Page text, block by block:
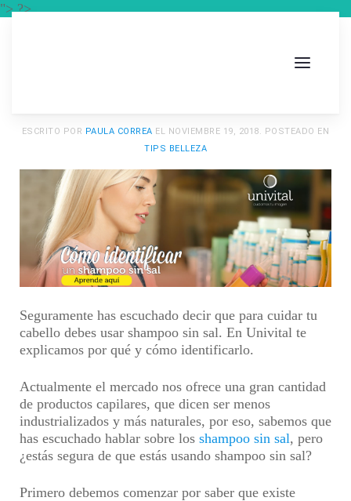
"> ?>
ESCRITO POR PAULA CORREA EL NOVIEMBRE 19, 2018. POSTEADO EN
TIPS BELLEZA
Seguramente has escuchado decir que para cuidar tu
cabello debes usar shampoo sin sal. En Univital te
explicamos por qué y cómo identificarlo.
Actualmente el mercado nos ofrece una gran cantidad
de productos capilares, que dicen ser menos
industrializados y más naturales, por eso, sabemos que
has escuchado hablar sobre los shampoo sin sal, pero
¿estás segura de que estás usando shampoo sin sal?
Primero debemos comenzar por saber que existe